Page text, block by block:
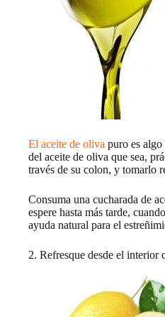
El aceite de oliva puro es algo
del aceite de oliva que sea,
través de su colon, y tomarlo
Consuma una cucharada de
espere hasta más tarde,
ayuda natural para el
2. Refresque desde el interior